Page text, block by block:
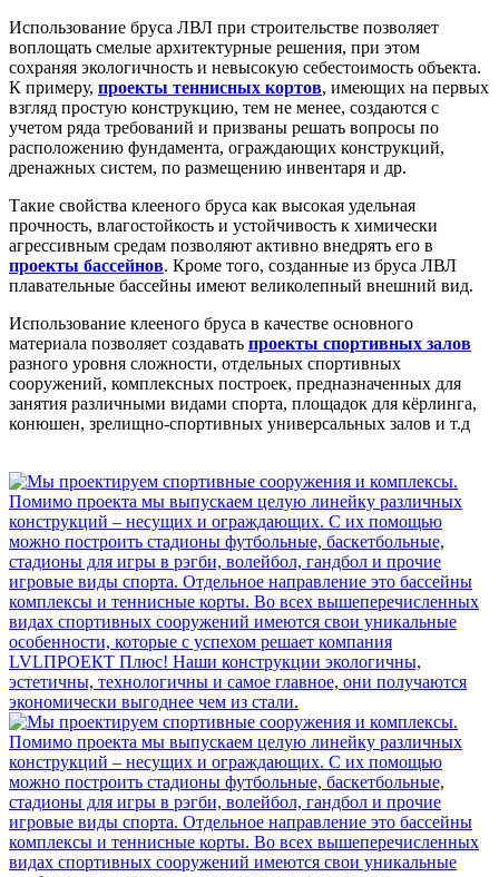
Использование бруса ЛВЛ при строительстве позволяет
воплощать смелые архитектурные решения, при этом
сохраняя экологичность и невысокую себестоимость объекта.
К примеру, проекты теннисных кортов, имеющих на первых
взгляд простую конструкцию, тем не менее, создаются с
учетом ряда требований и призваны решать вопросы по
расположению фундамента, ограждающих конструкций,
дренажных систем, по размещению инвентаря и др.
Такие свойства клееного бруса как высокая удельная
прочность, влагостойкость и устойчивость к химически
агрессивным средам позволяют активно внедрять его в
проекты бассейнов. Кроме того, созданные из бруса ЛВЛ
плавательные бассейны имеют великолепный внешний вид.
Использование клееного бруса в качестве основного
материала позволяет создавать проекты спортивных залов
разного уровня сложности, отдельных спортивных
сооружений, комплексных построек, предназначенных для
занятия различными видами спорта, площадок для кёрлинга,
конюшен, зрелищно-спортивных универсальных залов и т.д